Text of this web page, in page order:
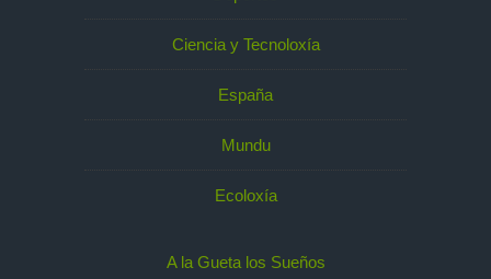
Ciencia y Tecnoloxía
España
Mundu
Ecoloxía
A la Gueta los Sueños